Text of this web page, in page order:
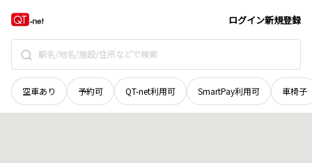
ログイン新規登録
空車あり 予約可 QT-net利用可 SmartPay利用可 車椅子
北海道